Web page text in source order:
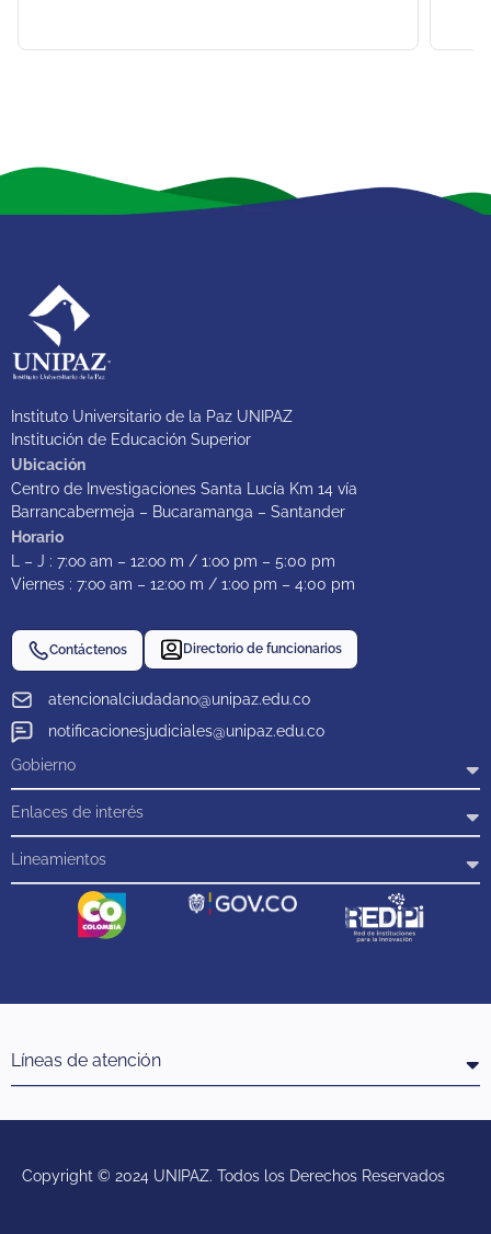
Instituto Universitario de la Paz UNIPAZ
Institución de Educación Superior
Ubicación
Centro de Investigaciones Santa Lucía Km 14 vía
Barrancabermeja – Bucaramanga – Santander
Horario
L – J : 7:oo am – 12:oo m / 1:oo pm – 5:00 pm
Viernes : 7:oo am – 12:oo m / 1:oo pm – 4:00 pm
atencionalciudadano@unipaz.edu.co
notificacionesjudiciales@unipaz.edu.co
Contáctenos Directorio de funcionarios
Gobierno
Enlaces de interés
Lineamientos
Líneas de atención
Copyright © 2024 UNIPAZ. Todos los Derechos Reservados